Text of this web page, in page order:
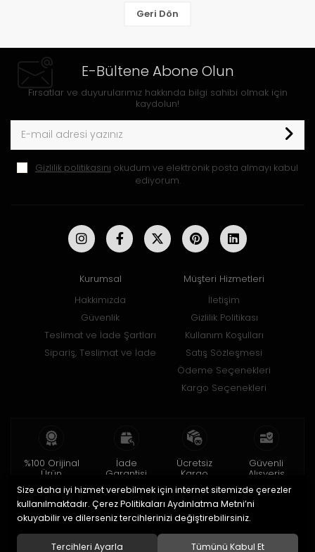
Geri Dön
E-Bültene Abone Olun
Fırsatlar ve duyurularımız hakkında bilgi sahibi olmak için
kaydolun!
Gizlilik politikasını okudum ve elektronik posta almayı kabul
ediyorum.
Kurumsal
Hakkımızda
Güvenlik
Teslimat ve İade Şartları
Sipariş, Teslimat ve İade
Müşteri Hizmetleri
İletişim
Gizlilik Politikası
Kullanım Koşulları
Satış Sözleşmesi
Ödeme Seçenekleri
Kargo Seçenekleri
%100 Orijinal
Ürün
2 yıl garanti
İade
Garantisi
15 gün içinde
iade
Ücretsiz
Kargo
150 TL ve üzeri
Güvenli
Alışveriş
256bit SSL ile
Size daha iyi hizmet verebilmek için internet sitemizde çerezler
kullanılmaktadır. Çerez Politikaları Aydınlatma Metni’ni
okuyabilir ve dilerseniz tercihlerinizi değiştirebilirsiniz.
Tercihleri Ayarla Tümünü Kabul Et